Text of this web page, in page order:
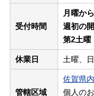
受付時間
月曜か
週初の
第2土曜
休業日 土曜、
管轄区域
佐賀県
個人の